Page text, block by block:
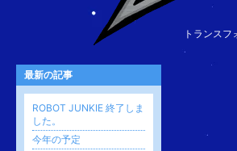
トランス
最新の記事
ROBOT JUNKIE 終了しま
した。
今年の予定